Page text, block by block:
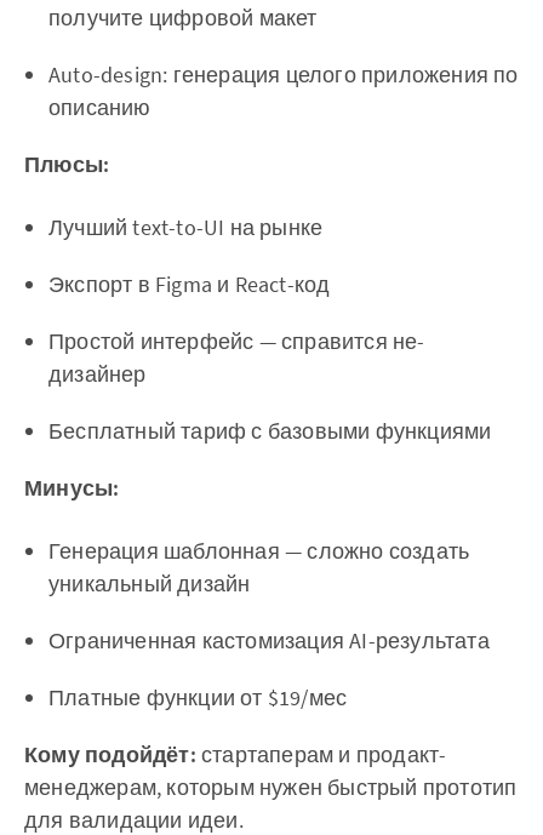
получите цифровой макет
Auto-design: генерация целого приложения по
описанию
Плюсы:
Лучший text-to-UI на рынке
Экспорт в Figma и React-код
Простой интерфейс — справится не-
дизайнер
Бесплатный тариф с базовыми функциями
Минусы:
Генерация шаблонная — сложно создать
уникальный дизайн
Ограниченная кастомизация AI-результата
Платные функции от $19/мес
Кому подойдёт: стартаперам и продакт-
менеджерам, которым нужен быстрый прототип
для валидации идеи.